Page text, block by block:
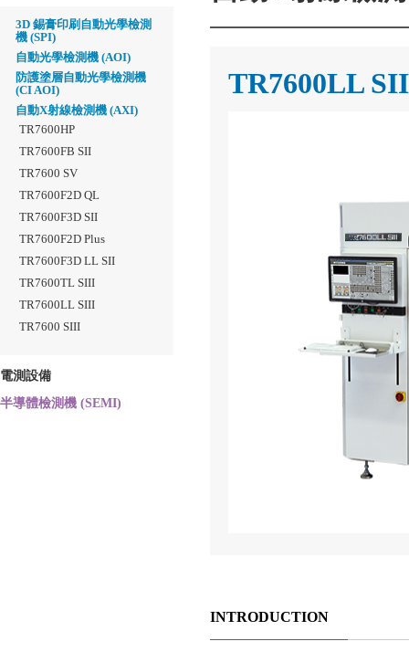
3D 錫膏印刷自動光學檢測
機 (SPI)
自動光學檢測機 (AOI)
防護塗層自動光學檢測機
(CI AOI)
自動X射線檢測機 (AXI)
TR7600HP
TR7600FB SII
TR7600 SV
TR7600F2D QL
TR7600F3D SII
TR7600F2D Plus
TR7600F3D LL SII
TR7600TL SIII
TR7600LL SIII
TR7600 SIII
電測設備
半導體檢測機 (SEMI)
TR7600LL
INTRODUCTION